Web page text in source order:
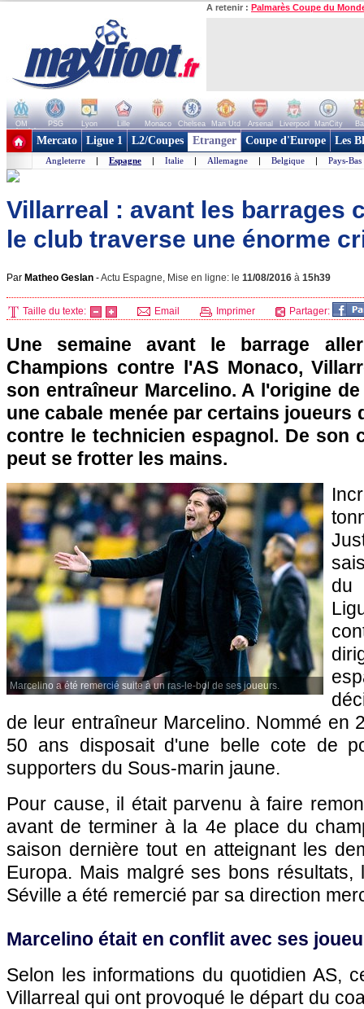
A retenir : Palmarès Coupe du
OM PSG Lyon Lille Monaco Chelsea Man Utd Arsenal Liverpool ManCity
+ de clubs
Mercato Ligue 1 L2/Coupes Etranger Coupe d'Europe Les
Angleterre | Espagne | Italie | Allemagne | Belgique | Pays-Bas
Villarreal : avant les barrages
le club traverse une énorme
Par Matheo Geslan -Actu Espagne, Mise en ligne: le 11/08/2016 à 15h39
Taille du texte: Email Imprimer Partager:
Une semaine avant le barrage
Champions contre l'AS Monaco,
son entraîneur Marcelino. A l'origine
une cabale menée par certains joueurs
contre le technicien espagnol. De son
peut se frotter les mains.
Marcelino a été remercié suite à un ras-le-bol de ses joueurs.
du
de leur entraîneur Marcelino. Nommé en
50 ans disposait d'une belle cote de
supporters du Sous-marin jaune.
Pour cause, il était parvenu à faire
avant de terminer à la 4e place du
saison dernière tout en atteignant les
Europa. Mais malgré ses bons résultats,
Séville a été remercié par sa direction
Marcelino était en conflit avec ses
Selon les informations du quotidien AS,
Villarreal qui ont provoqué le départ du